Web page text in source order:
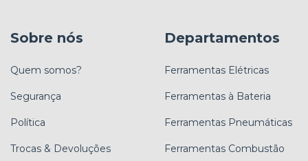
Sobre nós
Quem somos?
Segurança
Política
Trocas & Devoluções
Departamentos
Ferramentas Elétricas
Ferramentas à Bateria
Ferramentas Pneumáticas
Ferramentas Combustão